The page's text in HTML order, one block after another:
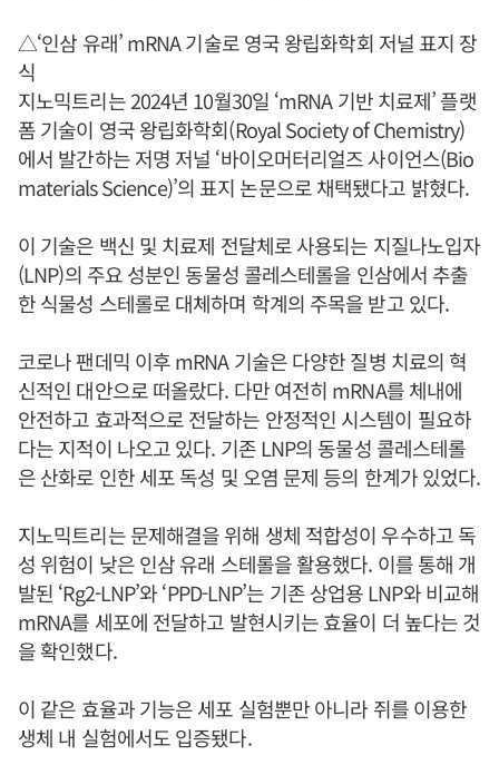
△‘인삼 유래’ mRNA 기술로 영국 왕립화학회 저널 표지 장
식
지노믹트리는 2024년 10월30일 ‘mRNA 기반 치료제’ 플랫
폼 기술이 영국 왕립화학회(Royal Society of Chemistry)
에서 발간하는 저명 저널 ‘바이오머터리얼즈 사이언스(Bio
materials Science)’의 표지 논문으로 채택됐다고 밝혔다.
이 기술은 백신 및 치료제 전달체로 사용되는 지질나노입자
(LNP)의 주요 성분인 동물성 콜레스테롤을 인삼에서 추출
한 식물성 스테롤로 대체하며 학계의 주목을 받고 있다.
코로나 팬데믹 이후 mRNA 기술은 다양한 질병 치료의 혁
신적인 대안으로 떠올랐다. 다만 여전히 mRNA를 체내에
안전하고 효과적으로 전달하는 안정적인 시스템이 필요하
다는 지적이 나오고 있다. 기존 LNP의 동물성 콜레스테롤
은 산화로 인한 세포 독성 및 오염 문제 등의 한계가 있었다.
지노믹트리는 문제해결을 위해 생체 적합성이 우수하고 독
성 위험이 낮은 인삼 유래 스테롤을 활용했다. 이를 통해 개
발된 ‘Rg2-LNP’와 ‘PPD-LNP’는 기존 상업용 LNP와 비교해
mRNA를 세포에 전달하고 발현시키는 효율이 더 높다는 것
을 확인했다.
이 같은 효율과 기능은 세포 실험뿐만 아니라 쥐를 이용한
생체 내 실험에서도 입증됐다.